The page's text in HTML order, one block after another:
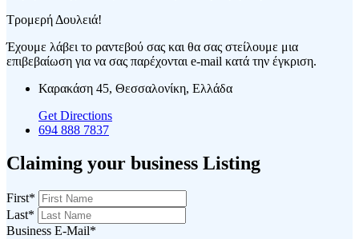
Τρομερή Δουλειά!
Έχουμε λάβει το ραντεβού σας και θα σας στείλουμε μια
επιβεβαίωση για να σας παρέχονται e-mail κατά την έγκριση.
Καρακάση 45, Θεσσαλονίκη, Ελλάδα
Get Directions
694 888 7837
Claiming your business Listing
First*
Last*
Business E-Mail*